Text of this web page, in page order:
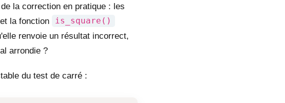
la correction en pratique : les
la fonction
is_square()
renvoie un résultat incorrect,
arrondie ?
du test de carré :